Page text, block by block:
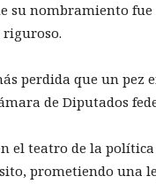
su nombramiento
riguroso.
perdida que un pez
de Diputados
el teatro de la
prometiendo una